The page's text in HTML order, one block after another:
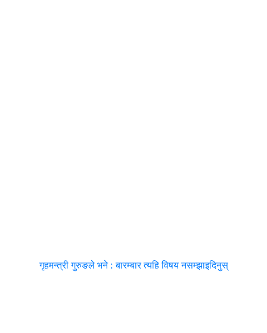
गृहमन्त्री गुरुङले भने : बारम्बार त्यहि विषय नसम्झाइदिनुस्